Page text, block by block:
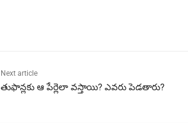
Next article
తుఫాన్లకు ఆ పేర్లెలా వస్తాయి? ఎవరు పెడతారు?